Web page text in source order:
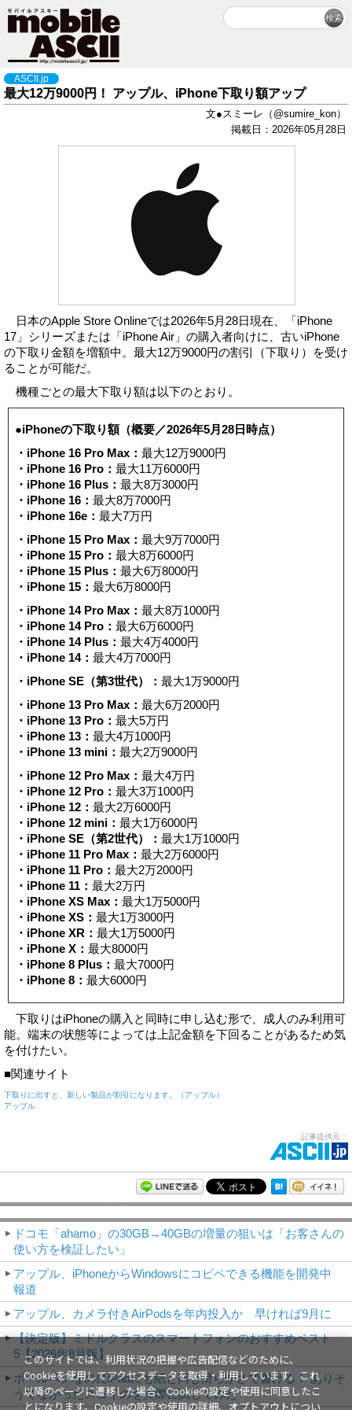
ASCII.jp
最大12万9000円！ アップル、iPhone下取り額アップ
文●スミーレ（@sumire_kon）
掲載日：2026年05月28日
日本のApple Store Onlineでは2026年5月28日現在、「iPhone
17」シリーズまたは「iPhone Air」の購入者向けに、古いiPhone
の下取り金額を増額中。最大12万9000円の割引（下取り）を受け
ることが可能だ。
機種ごとの最大下取り額は以下のとおり。
●iPhoneの下取り額（概要／2026年5月28日時点）
・iPhone 16 Pro Max： 最大12万9000円
・iPhone 16 Pro： 最大11万6000円
・iPhone 16 Plus： 最大8万3000円
・iPhone 16： 最大8万7000円
・iPhone 16e： 最大7万円
・iPhone 15 Pro Max： 最大9万7000円
・iPhone 15 Pro： 最大8万6000円
・iPhone 15 Plus： 最大6万8000円
・iPhone 15： 最大6万8000円
・iPhone 14 Pro Max： 最大8万1000円
・iPhone 14 Pro： 最大6万6000円
・iPhone 14 Plus： 最大4万4000円
・iPhone 14： 最大4万7000円
・iPhone SE（第3世代）： 最大1万9000円
・iPhone 13 Pro Max： 最大6万2000円
・iPhone 13 Pro： 最大5万円
・iPhone 13： 最大4万1000円
・iPhone 13 mini： 最大2万9000円
・iPhone 12 Pro Max： 最大4万円
・iPhone 12 Pro： 最大3万1000円
・iPhone 12： 最大2万6000円
・iPhone 12 mini： 最大1万6000円
・iPhone SE（第2世代）： 最大1万1000円
・iPhone 11 Pro Max： 最大2万6000円
・iPhone 11 Pro： 最大2万2000円
・iPhone 11： 最大2万円
・iPhone XS Max： 最大1万5000円
・iPhone XS： 最大1万3000円
・iPhone XR： 最大1万5000円
・iPhone X： 最大8000円
・iPhone 8 Plus： 最大7000円
・iPhone 8： 最大6000円
下取りはiPhoneの購入と同時に申し込む形で、成人のみ利用可
能。端末の状態等によっては上記金額を下回ることがあるため気
を付けたい。
■関連サイト
下取りに出すと、新しい製品が割引になります。（アップル）
アップル
記事提供元：
ドコモ「ahamo」の30GB→40GBの増量の狙いは「お客さんの
使い方を検証したい」
アップル、iPhoneからWindowsにコピペできる機能を開発中
報道
アップル、カメラ付きAirPodsを年内投入か 早ければ9月に
【決定版】ミドルクラスのスマートフォンのおすすめベスト
5【2026年8月版】
ボールペンなのにiPadにも紙と同じ滑らかさで書ける！ ありそ
うでなかったスゴイのを実際に試してみた
このサイトでは、利用状況の把握や広告配信などのために、
Cookieを使用してアクセスデータを取得・利用しています。これ
以降のページに遷移した場合、Cookieの設定や使用に同意したこ
とになります。Cookieの設定や使用の詳細、オプトアウトについ